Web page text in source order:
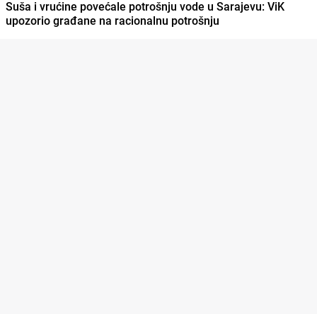
Suša i vrućine povećale potrošnju vode u Sarajevu: ViK
upozorio građane na racionalnu potrošnju